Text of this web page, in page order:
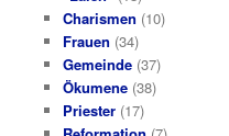
Charismen (10)
Frauen (34)
Gemeinde(37)
Ökumene(38)
Priester(17)